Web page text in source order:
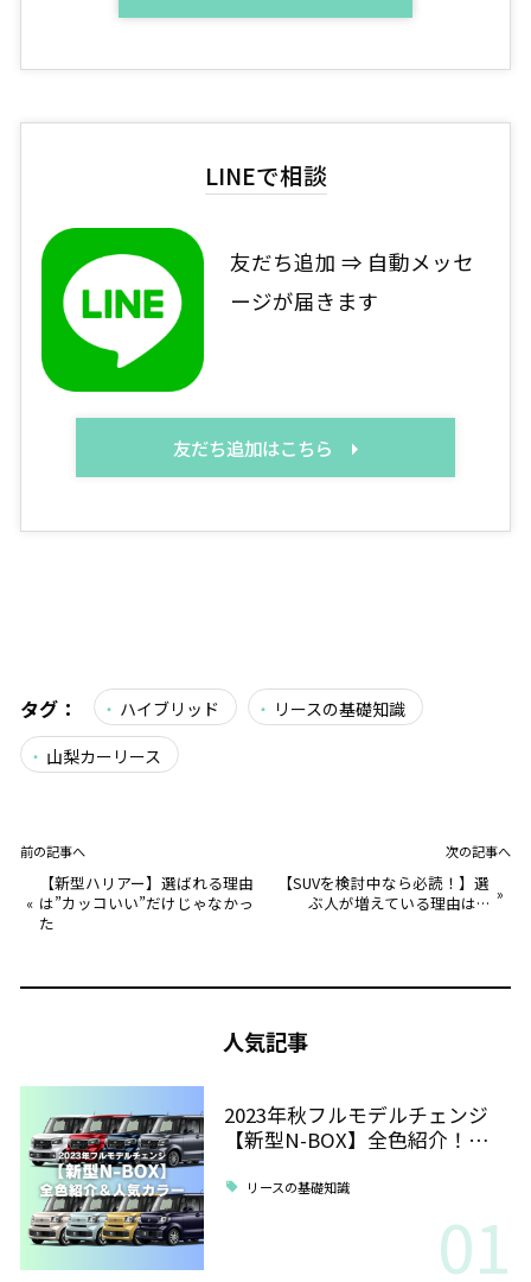
LINEで相談
友だち追加 ⇒ 自動メッセ
ージが届きます
友だち追加はこちら
タグ： ハイブリッド
リースの基礎知識
山梨カーリース
前の記事へ
«
【新型ハリアー】選ばれる理由
は”カッコいい”だけじゃなかっ
た
次の記事へ
【SUVを検討中なら必読！】選
ぶ人が増えている理由は… »
人気記事
2023年秋フルモデルチェンジ
【新型N-BOX】全色紹介！…
リースの基礎知識
01